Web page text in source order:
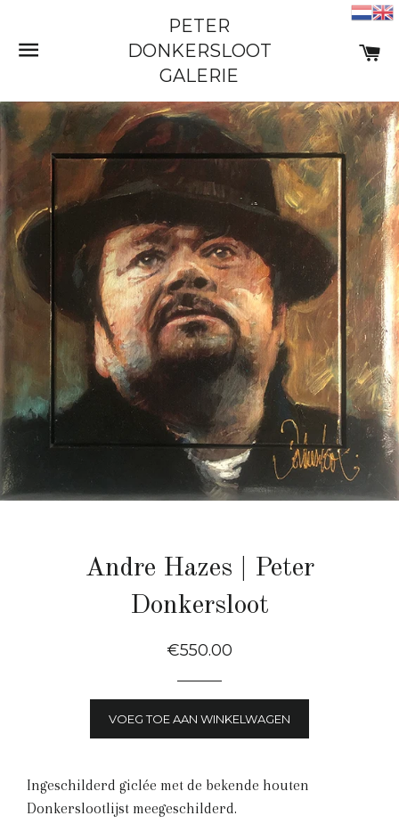
SITE NAVIGATIE
PETER
DONKERSLOOT
GALERIE
Andre Hazes | Peter
Donkersloot
Normale
€550.00
VOEG TOE AAN WINKELWAGEN
Ingeschilderd giclée met de bekende houten
Donkerslootlijst meegeschilderd.